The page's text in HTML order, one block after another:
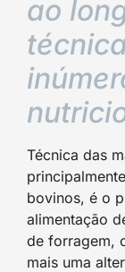
ao
Técnica das
bovinos, é o
alimentação
de forragem,
mais uma